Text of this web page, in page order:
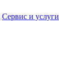
Сервис и услуги